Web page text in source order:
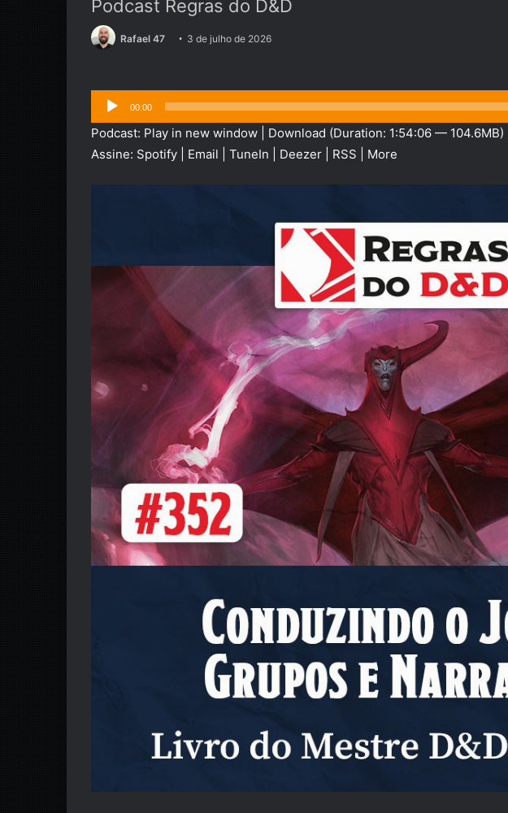
Podcast Regras do D&D
Rafael 47 3 de julho de 2026
Tocador
de
áudio
00:00
Podcast: Play in new window Download (Duration: 1:54:06 — 104.6MB) |
Assine: Spotify Email TuneIn Deezer RSS More